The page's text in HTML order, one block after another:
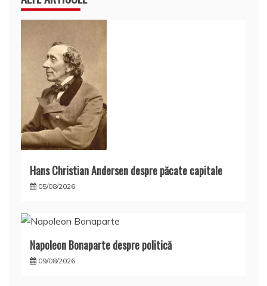
Hans Christian Andersen despre păcate capitale
05/08/2026
Napoleon Bonaparte despre politică
09/08/2026